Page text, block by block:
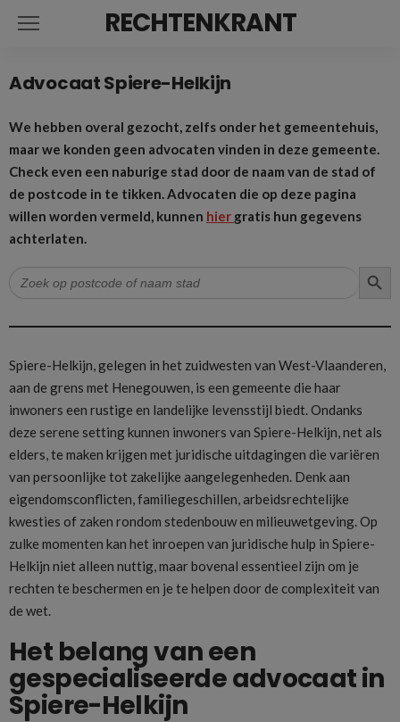
RECHTENKRANT
Advocaat Spiere-Helkijn
We hebben overal gezocht, zelfs onder het gemeentehuis,
maar we konden geen advocaten vinden in deze gemeente.
Check even een naburige stad door de naam van de stad of
de postcode in te tikken. Advocaten die op deze pagina
willen worden vermeld, kunnen hier gratis hun gegevens
achterlaten.
Zoek
naar:
Spiere-Helkijn, gelegen in het zuidwesten van West-Vlaanderen,
aan de grens met Henegouwen, is een gemeente die haar
inwoners een rustige en landelijke levensstijl biedt. Ondanks
deze serene setting kunnen inwoners van Spiere-Helkijn, net als
elders, te maken krijgen met juridische uitdagingen die variëren
van persoonlijke tot zakelijke aangelegenheden. Denk aan
eigendomsconflicten, familiegeschillen, arbeidsrechtelijke
kwesties of zaken rondom stedenbouw en milieuwetgeving. Op
zulke momenten kan het inroepen van juridische hulp in Spiere-
Helkijn niet alleen nuttig, maar bovenal essentieel zijn om je
rechten te beschermen en je te helpen door de complexiteit van
de wet.
Het belang van een
gespecialiseerde advocaat in
Spiere-Helkijn